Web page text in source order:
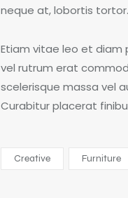
neque at, lobortis tortor.
Etiam vitae leo et diam
vel rutrum erat
scelerisque massa vel
Curabitur placerat
Creative Furniture